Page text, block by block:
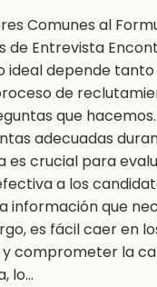
Comunes al
de Entrevista
ideal depende
de
que
adecuadas
es crucial para
a los
información que
es fácil caer en
comprometer la
lo...